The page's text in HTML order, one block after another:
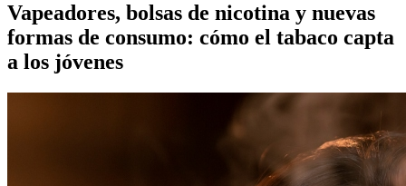
Vapeadores, bolsas de nicotina y nuevas
formas de consumo: cómo el tabaco capta
a los jóvenes